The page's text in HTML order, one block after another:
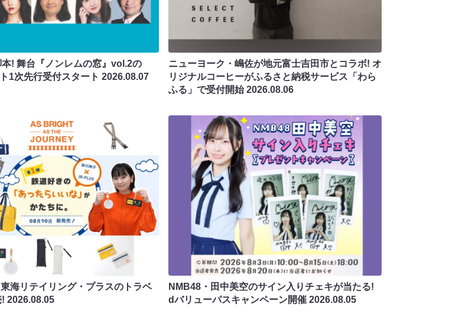
! 舞台『ノンレムの窓』vol.2の
1次先行受付スタート2026.08.07
ニューヨーク・嶋佐が地元富士吉田市とコラボ! オ
リジナルコーヒーがふるさと納税サービス「わら
ふる」で受付開始2026.08.06
海リテイリング・プラスのトラベ
!2026.08.05
NMB48・田中美空のサイン入りチェキが当たる!
dバリューパスキャンペーン開催 2026.08.05